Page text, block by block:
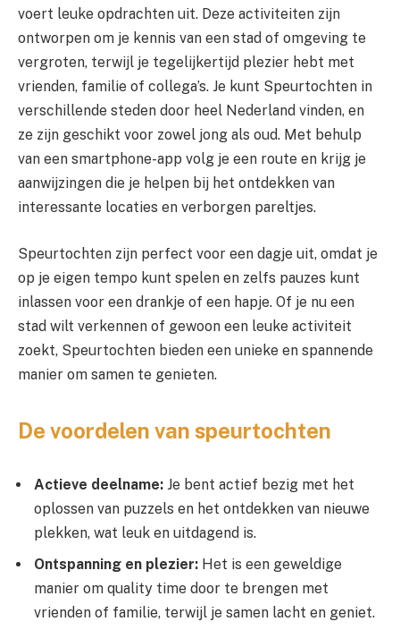
voert leuke opdrachten uit. Deze activiteiten zijn
ontworpen om je kennis van een stad of omgeving te
vergroten, terwijl je tegelijkertijd plezier hebt met
vrienden, familie of collega’s. Je kunt Speurtochten in
verschillende steden door heel Nederland vinden, en
ze zijn geschikt voor zowel jong als oud. Met behulp
van een smartphone-app volg je een route en krijg je
aanwijzingen die je helpen bij het ontdekken van
interessante locaties en verborgen pareltjes.
Speurtochten zijn perfect voor een dagje uit, omdat je
op je eigen tempo kunt spelen en zelfs pauzes kunt
inlassen voor een drankje of een hapje. Of je nu een
stad wilt verkennen of gewoon een leuke activiteit
zoekt, Speurtochten bieden een unieke en spannende
manier om samen te genieten.
De voordelen van speurtochten
Actieve deelname: Je bent actief bezig met het
oplossen van puzzels en het ontdekken van nieuwe
plekken, wat leuk en uitdagend is.
Ontspanning en plezier: Het is een geweldige
manier om quality time door te brengen met
vrienden of familie, terwijl je samen lacht en geniet.